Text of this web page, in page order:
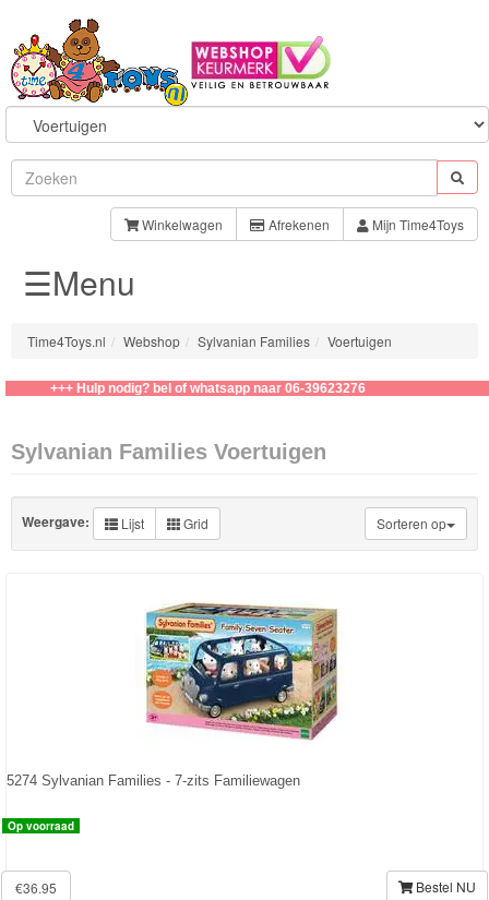
Winkelwagen Afrekenen Mijn Time4Toys
Sylvanian
Families
Families
Baby
Kapsalon
Vakantie
Dokter/Tandarts
PretPark
Voertuigen
Seizoenen/Specials
☰Menu
Time4Toys.nl Webshop Sylvanian Families Voertuigen
+++ Hulp nodig? bel of whatsapp naar 06-39623276
Sylvanian Families Voertuigen
Sorteren op
Weergave: Lijst Grid
5274 Sylvanian Families - 7-zits Familiewagen
Op voorraad
€36.95 Bestel NU